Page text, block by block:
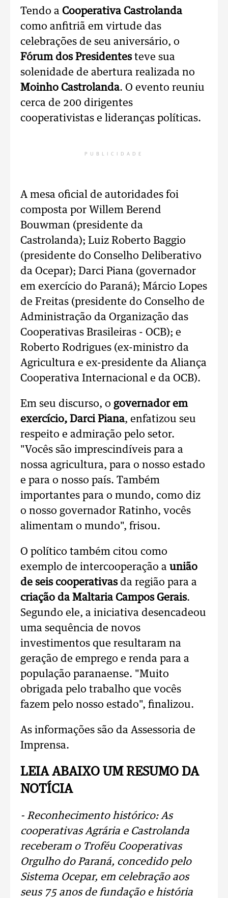
Tendo a Cooperativa Castrolanda
como anfitriã em virtude das
celebrações de seu aniversário, o
Fórum dos Presidentesteve sua
solenidade de abertura realizada no
Moinho Castrolanda. O evento reuniu
cerca de 200 dirigentes
cooperativistas e lideranças políticas.
PUBLICIDADE
A mesa oficial de autoridades foi
composta por Willem Berend
Bouwman (presidente da
Castrolanda); Luiz Roberto Baggio
(presidente do Conselho Deliberativo
da Ocepar); Darci Piana (governador
em exercício do Paraná); Márcio Lopes
de Freitas (presidente do Conselho de
Administração da Organização das
Cooperativas Brasileiras - OCB); e
Roberto Rodrigues (ex-ministro da
Agricultura e ex-presidente da Aliança
Cooperativa Internacional e da OCB).
Em seu discurso, o governador em
exercício, Darci Piana, enfatizou seu
respeito e admiração pelo setor.
"Vocês são imprescindíveis para a
nossa agricultura, para o nosso estado
e para o nosso país. Também
importantes para o mundo, como diz
o nosso governador Ratinho, vocês
alimentam o mundo", frisou.
O político também citou como
exemplo de intercooperação a união
de seis cooperativas da região para a
criação da Maltaria Campos Gerais.
Segundo ele, a iniciativa desencadeou
uma sequência de novos
investimentos que resultaram na
geração de emprego e renda para a
população paranaense. "Muito
obrigada pelo trabalho que vocês
fazem pelo nosso estado", finalizou.
As informações são da Assessoria de
Imprensa.
LEIA ABAIXO UM RESUMO DA
NOTÍCIA
- Reconhecimento histórico: As
cooperativas Agrária e Castrolanda
receberam o Troféu Cooperativas
Orgulho do Paraná, concedido pelo
Sistema Ocepar, em celebração aos
seus 75 anos de fundação e história